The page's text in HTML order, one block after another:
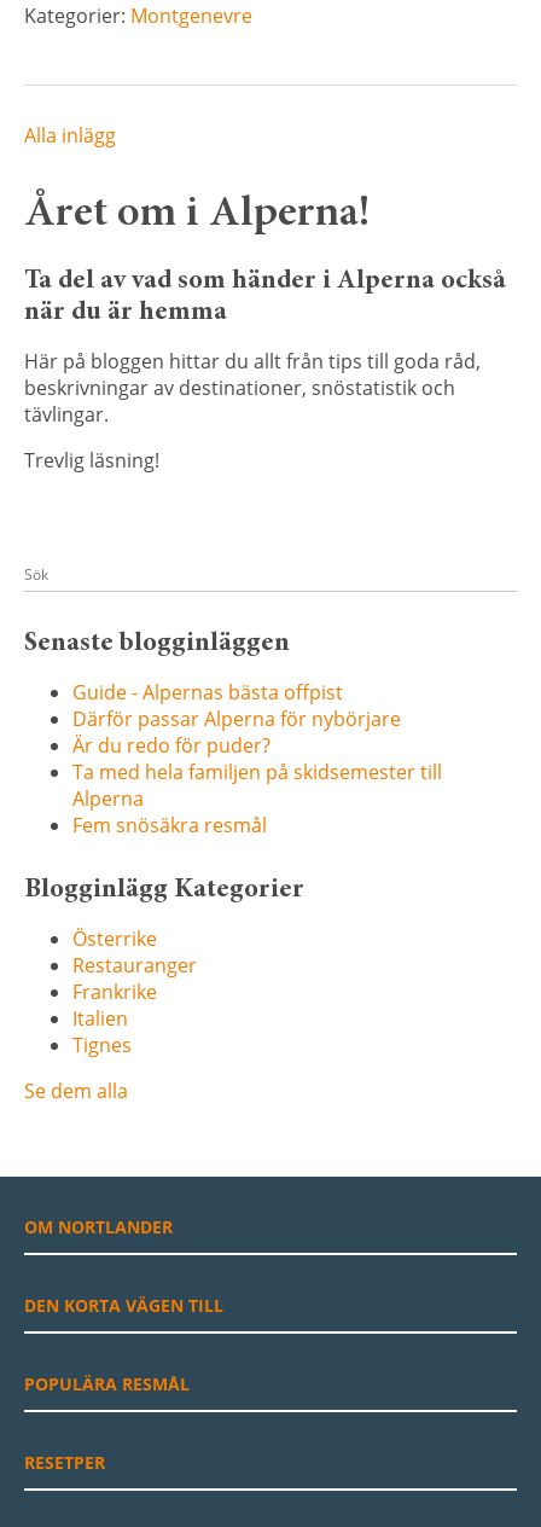
Kategorier: Montgenevre
Alla inlägg
Året om i Alperna!
Ta del av vad som händer i Alperna också
när du är hemma
Här på bloggen hittar du allt från tips till goda råd,
beskrivningar av destinationer, snöstatistik och
tävlingar.
Trevlig läsning!
Senaste blogginläggen
Guide - Alpernas bästa offpist
Därför passar Alperna för nybörjare
Är du redo för puder?
Ta med hela familjen på skidsemester till
Alperna
Fem snösäkra resmål
Blogginlägg Kategorier
Österrike
Restauranger
Frankrike
Italien
Tignes
Se dem alla
OM NORTLANDER
DEN KORTA VÄGEN TILL
POPULÄRA RESMÅL
RESETPER